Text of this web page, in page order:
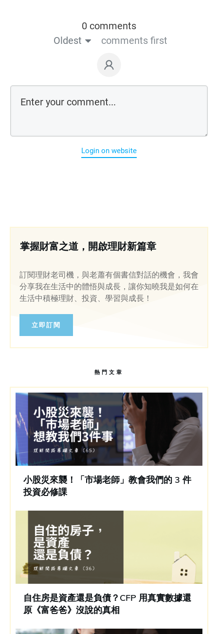
0 comments
Oldest
comments first
Login on website
掌握財富之道，開啟理財新篇章
訂閱理財老司機，與老蕭有個書信對話的機會，我會
分享我在生活中的體悟與成長，讓你知曉我是如何在
生活中積極理財、投資、學習與成長！
立即訂閱
熱門文章
小股災來襲！「市場老師」教會我們的 3 件
投資必修課
自住房是資產還是負債？CFP 用真實數據還
原《富爸爸》沒說的真相